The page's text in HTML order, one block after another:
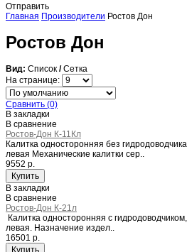
Отправить
Главная Производители Ростов Дон
Ростов Дон
Вид: Список / Сетка
На странице:
Сравнить (0)
В закладки
В сравнение
Ростов-Дон К-11Кл
Калитка односторонняя без
левая Механические калитки сер..
9552 р.
В закладки
В сравнение
Ростов-Дон К-21л
Калитка односторонняя с
левая. Назначение издел..
16501 р.